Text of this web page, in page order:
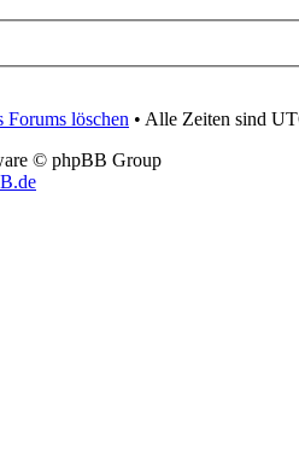
Forums löschen • Alle Zeiten sind
© phpBB Group